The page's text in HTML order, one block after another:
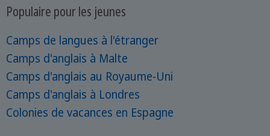
Populaire pour les jeunes
Camps de langues à l'étranger
Camps d'anglais à Malte
Camps d'anglais au Royaume-Uni
Camps d'anglais à Londres
Colonies de vacances en Espagne